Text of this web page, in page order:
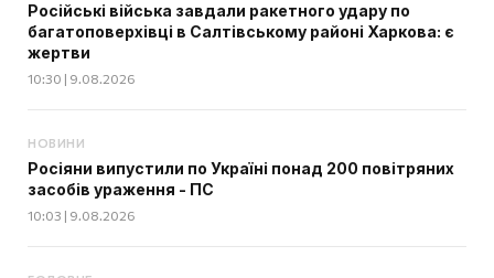
Російські війська завдали ракетного удару по
багатоповерхівці в Салтівському районі Харкова: є
жертви
10:30 | 9.08.2026
НОВИНИ
Росіяни випустили по Україні понад 200 повітряних
засобів ураження - ПС
10:03 | 9.08.2026